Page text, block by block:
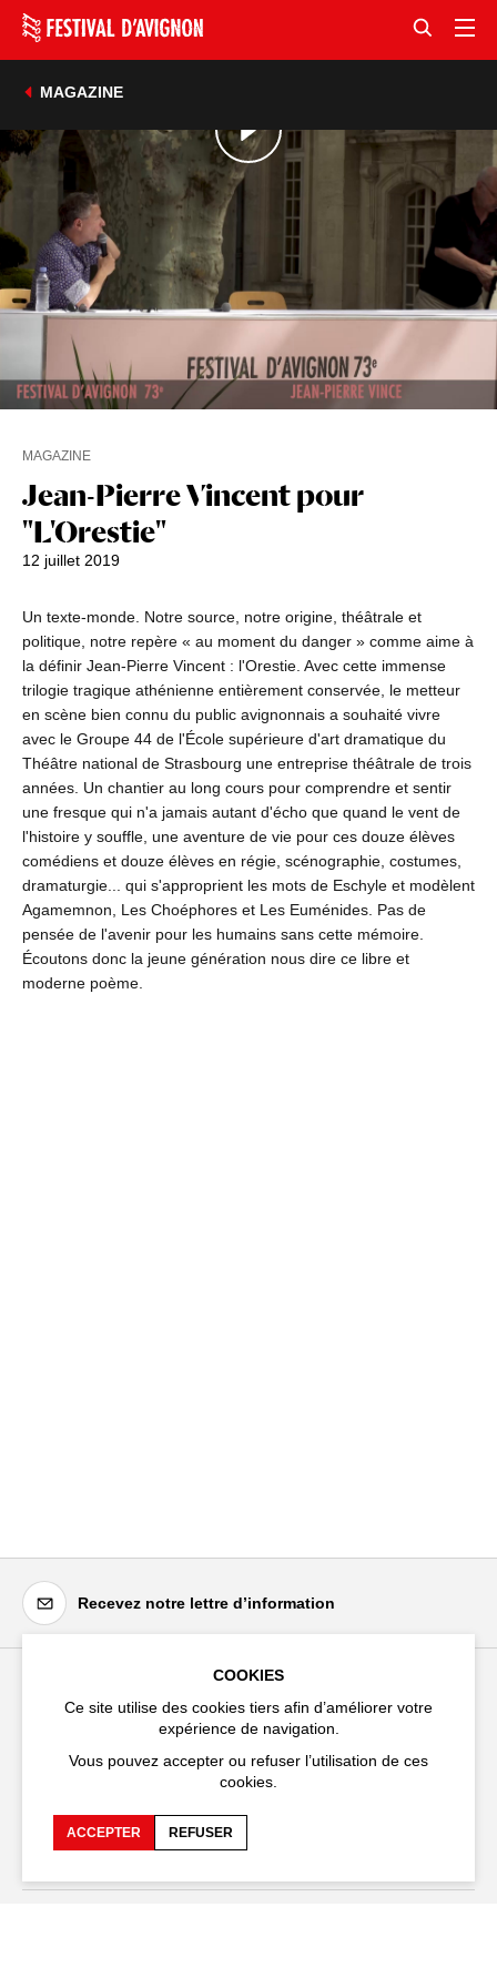
MAGAZINE
Jean-Pierre Vincent pour
"L'Orestie"
12 juillet 2019
MAGAZINE
Un texte-monde. Notre source, notre origine, théâtrale et
politique, notre repère « au moment du danger » comme aime à
la définir Jean-Pierre Vincent : l'Orestie. Avec cette immense
trilogie tragique athénienne entièrement conservée, le metteur
en scène bien connu du public avignonnais a souhaité vivre
avec le Groupe 44 de l'École supérieure d'art dramatique du
Théâtre national de Strasbourg une entreprise théâtrale de trois
années. Un chantier au long cours pour comprendre et sentir
une fresque qui n'a jamais autant d'écho que quand le vent de
l'histoire y souffle, une aventure de vie pour ces douze élèves
comédiens et douze élèves en régie, scénographie, costumes,
dramaturgie... qui s'approprient les mots de Eschyle et modèlent
Agamemnon, Les Choéphores et Les Euménides. Pas de
pensée de l'avenir pour les humains sans cette mémoire.
Écoutons donc la jeune génération nous dire ce libre et
moderne poème.
Recevez notre lettre d’information
Festival d'Avignon
20 rue du Portail Boquier,
+33 (0)4 90 27 66 50
COOKIES
Ce site utilise des cookies tiers afin d’améliorer votre
expérience de navigation.
Vous pouvez accepter ou refuser l’utilisation de ces
cookies.
ACCEPTER REFUSER